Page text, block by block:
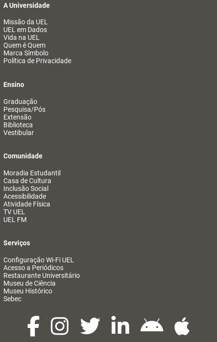
A Universidade
Missão da UEL
UEL em Dados
Vida na UEL
Quem é Quem
Marca Símbolo
Política de Privacidade
Ensino
Graduação
Pesquisa/Pós
Extensão
Biblioteca
Vestibular
Comunidade
Moradia Estudantil
Casa de Cultura
Inclusão Social
Acessibilidade
Atividade Física
TV UEL
UEL FM
Serviços
Configuração Wi-Fi UEL
Acesso a Periódicos
Restaurante Universitário
Museu de Ciência
Museu Histórico
Sebec